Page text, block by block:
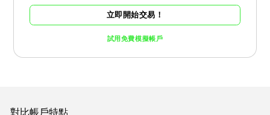
立即開始交易！
試用免費模擬帳戶
對比帳戶特點